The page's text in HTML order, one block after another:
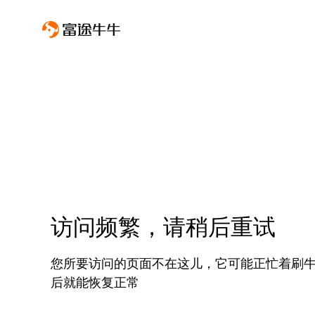
访问频繁，请稍后重试
您所要访问的页面不在这儿，它可能正忙着刷
后就能恢复正常